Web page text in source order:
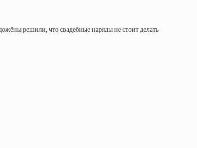
решили, что свадебные наряды не стоит делать